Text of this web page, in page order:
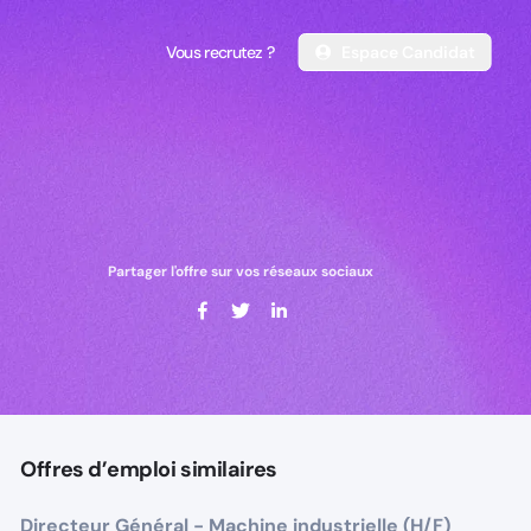
Vous recrutez ?
Vous recrutez ?
Partager l'offre sur vos réseaux sociaux
Offres d’emploi similaires
Directeur Général - Machine industrielle (H/F)